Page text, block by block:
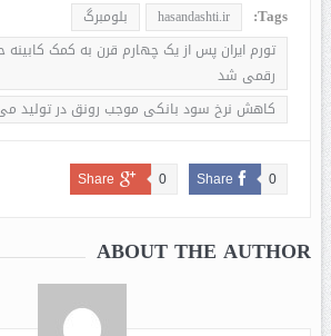
Tags:
hasandashti.ir
بلومبرگ
تورم ایران پس از یک چهارم قرن به کمک
رقمی شد
کاهش نرخ سود بانکی موجب رونق در تولید
Share 0
Share 0
ABOUT THE AUTHOR